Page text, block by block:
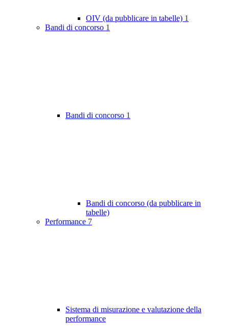
OIV (da pubblicare in tabelle) 1
Bandi di concorso 1
Bandi di concorso 1
Bandi di concorso (da pubblicare in
tabelle)
Performance 7
Sistema di misurazione e valutazione della
performance